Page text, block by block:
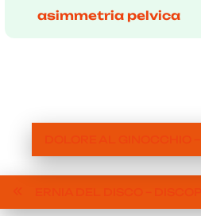
asimmetria pelvica